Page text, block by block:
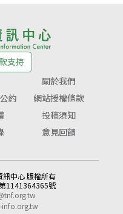
支持
關於我們
約
網站授權條款
投稿須知
意見回饋
中心 版權所有
1141364365號
info.org.tw